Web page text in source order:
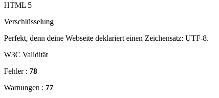
HTML 5
Verschlüsselung
Perfekt, denn deine Webseite deklariert einen Zeichensatz: UTF-8.
W3C Validität
Fehler : 78
Warnungen : 77